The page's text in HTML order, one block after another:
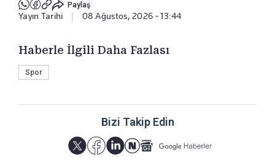
Paylaş
Yayın Tarihi | 08 Ağustos, 2026 - 13:44
Haberle İlgili Daha Fazlası
Spor
Bizi Takip Edin